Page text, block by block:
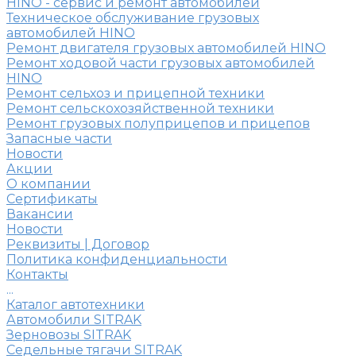
Техническое обслуживание грузовых
автомобилей HINO
Ремонт двигателя грузовых автомобилей HINO
Ремонт ходовой части грузовых автомобилей
HINO
Ремонт сельхоз и прицепной техники
Ремонт сельскохозяйственной техники
Ремонт грузовых полуприцепов и прицепов
Запасные части
Новости
Акции
О компании
Сертификаты
Вакансии
Новости
Реквизиты | Договор
Политика конфиденциальности
Контакты
...
Каталог автотехники
Автомобили SITRAK
Зерновозы SITRAK
Седельные тягачи SITRAK